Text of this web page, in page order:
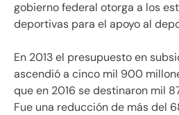
gobierno federal otorga a los
deportivas para el apoyo al
En 2013 el presupuesto en
ascendió a cinco mil 900
que en 2016 se destinaron mil
Fue una reducción de más del